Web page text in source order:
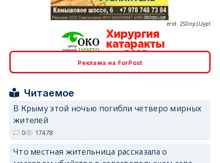
erid: 2SDnjdPjgYS
Реклама на ForPost
Читаемое
В Крыму этой ночью погибли четверо мирных
жителей
0 17478
Что местная жительница рассказала о